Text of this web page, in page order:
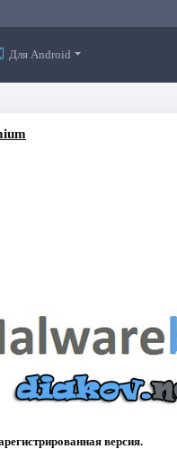
Для Android
версия.